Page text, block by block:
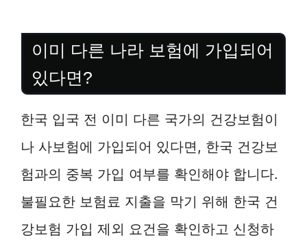
이미 다른 나라 보험에 가입되어
있다면?
한국 입국 전 이미 다른 국가의 건강보험이
나 사보험에 가입되어 있다면, 한국 건강보
험과의 중복 가입 여부를 확인해야 합니다.
불필요한 보험료 지출을 막기 위해 한국 건
강보험 가입 제외 요건을 확인하고 신청하